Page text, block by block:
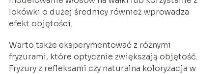
lokówki o dużej średnicy również wprowadza
efekt objętości.
Warto także eksperymentować z różnymi
fryzurami, które optycznie zwiększają objętość.
Fryzury z refleksami czy naturalna koloryzacja w